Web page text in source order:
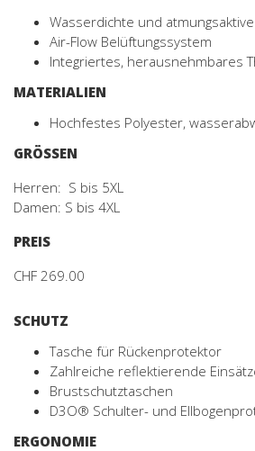
Wasserdichte und
Air-Flow Belüftungssystem
Integriertes, herausnehmbares
MATERIALIEN
Hochfestes Polyester,
GRÖSSEN
Herren: S bis 5XL
Damen: S bis 4XL
PREIS
CHF 269.00
SCHUTZ
Tasche für Rückenprotektor
Zahlreiche reflektierende
Brustschutztaschen
D3O® Schulter- und
ERGONOMIE